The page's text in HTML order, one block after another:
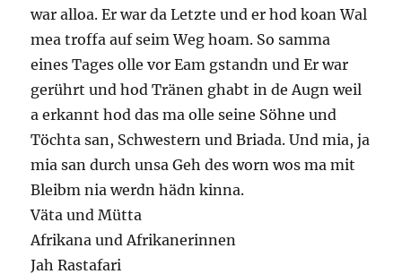
war alloa. Er war da Letzte und er hod koan Wal
mea troffa auf seim Weg hoam. So samma
eines Tages olle vor Eam gstandn und Er war
gerührt und hod Tränen ghabt in de Augn weil
a erkannt hod das ma olle seine Söhne und
Töchta san, Schwestern und Briada. Und mia, ja
mia san durch unsa Geh des worn wos ma mit
Bleibm nia werdn hädn kinna.
Väta und Mütta
Afrikana und Afrikanerinnen
Jah Rastafari